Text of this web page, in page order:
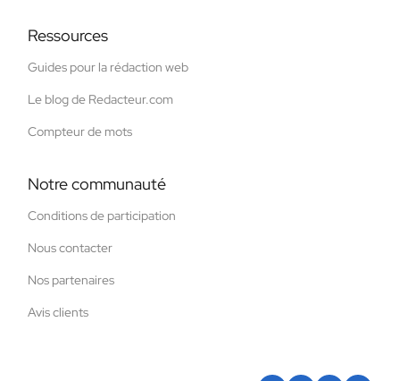
Ressources
Guides pour la rédaction web
Le blog de Redacteur.com
Compteur de mots
Notre communauté
Conditions de participation
Nous contacter
Nos partenaires
Avis clients